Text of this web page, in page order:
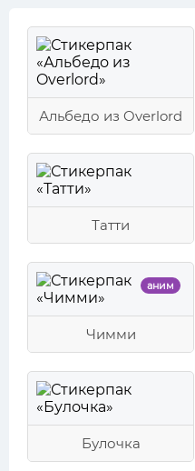
Альбедо из Overlord
Татти
аним
Чимми
Булочка